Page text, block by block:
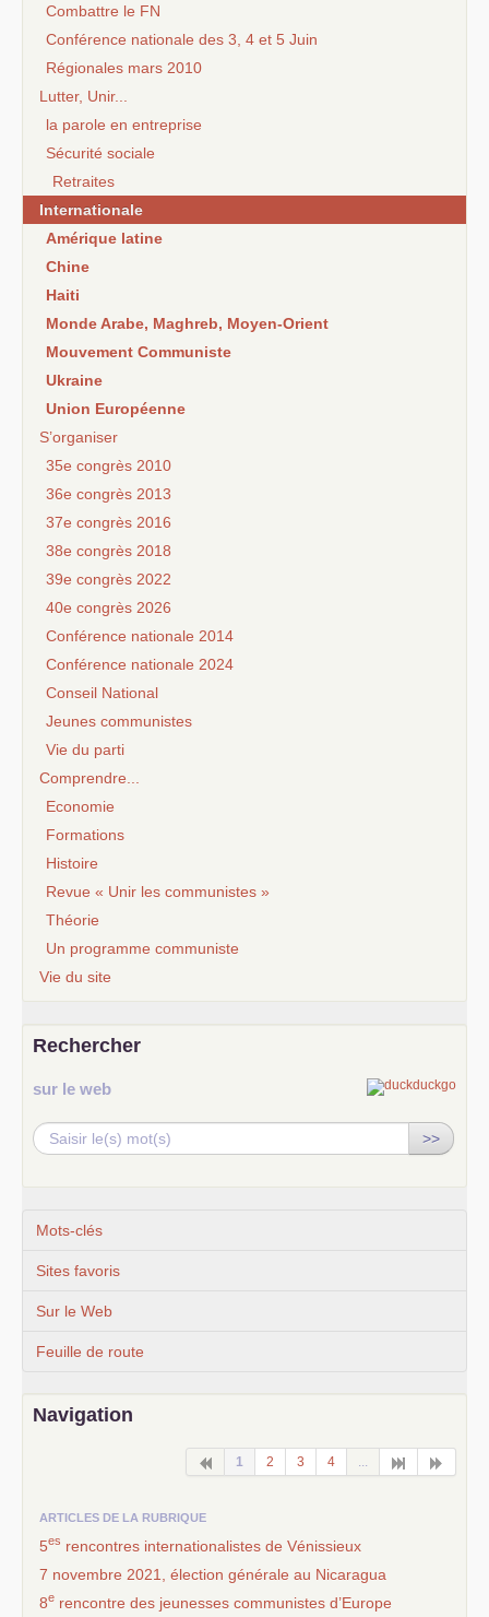
Combattre le FN
Conférence nationale des 3, 4 et 5 Juin
Régionales mars 2010
Lutter, Unir...
la parole en entreprise
Sécurité sociale
Retraites
Internationale
Amérique latine
Chine
Haiti
Monde Arabe, Maghreb, Moyen-Orient
Mouvement Communiste
Ukraine
Union Européenne
S’organiser
35e congrès 2010
36e congrès 2013
37e congrès 2016
38e congrès 2018
39e congrès 2022
40e congrès 2026
Conférence nationale 2014
Conférence nationale 2024
Conseil National
Jeunes communistes
Vie du parti
Comprendre...
Economie
Formations
Histoire
Revue « Unir les communistes »
Théorie
Un programme communiste
Vie du site
Rechercher
sur le web
>>
Mots-clés
Sites favoris
Sur le Web
Feuille de route
Navigation
1 2 3 4
ARTICLES DE LA RUBRIQUE
5es rencontres internationalistes de Vénissieux
7 novembre 2021, élection générale au Nicaragua
8e rencontre des jeunesses communistes d’Europe